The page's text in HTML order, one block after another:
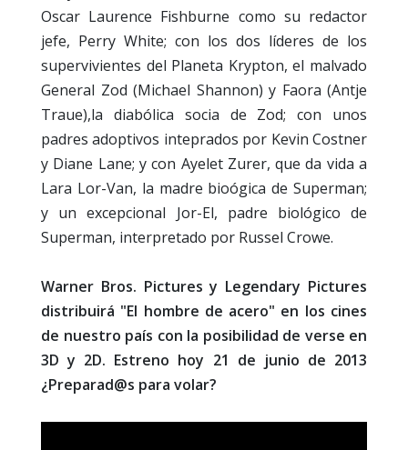
Oscar Laurence Fishburne como su redactor
jefe, Perry White; con los dos líderes de los
supervivientes del Planeta Krypton, el malvado
General Zod (Michael Shannon) y Faora (Antje
Traue),la diabólica socia de Zod; con unos
padres adoptivos inteprados por Kevin Costner
y Diane Lane; y con Ayelet Zurer, que da vida a
Lara Lor-Van, la madre bioógica de Superman;
y un excepcional Jor-El, padre biológico de
Superman, interpretado por Russel Crowe.
Warner Bros. Pictures y Legendary Pictures
distribuirá "El hombre de acero" en los cines
de nuestro país con la posibilidad de verse en
3D y 2D. Estreno hoy 21 de junio de 2013
¿Preparad@s para volar?